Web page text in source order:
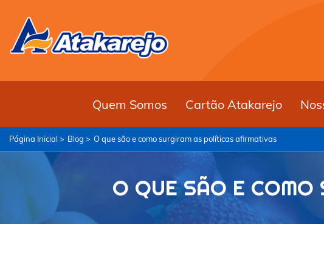
Quem Somos Cartão Atakarejo
Página Inicial > Blog > O que são e como surgiram as políticas afirmativas
O QUE SÃO E COMO